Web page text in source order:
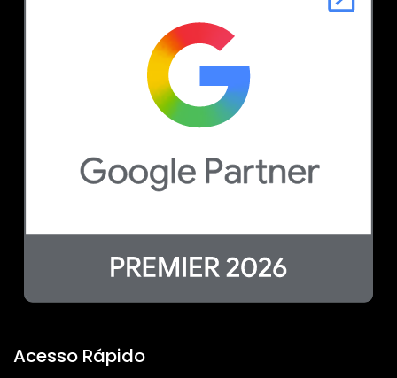
Acesso Rápido